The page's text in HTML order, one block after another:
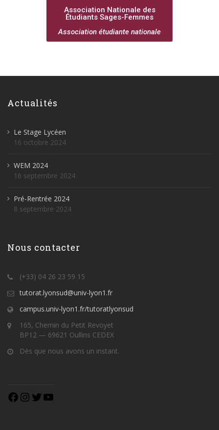
Association Nationale des
Étudiants Sages-Femmes
Association étudiante nationale
Actualités
Le Stage Lycéen
16 octobre 2024
WEM 2024
16 septembre 2024
Pré-Rentrée 2024
8 septembre 2024
Nous contacter
(+33) 04 26 23 59 15
tutorat.lyonsud@univ-lyon1.fr
campus.univ-lyon1.fr/tutoratlyonsud
165, Chemin du Petit Revoyet
BP12 — 69621 Oullins CEDEX
Dès que nous avons un instant.